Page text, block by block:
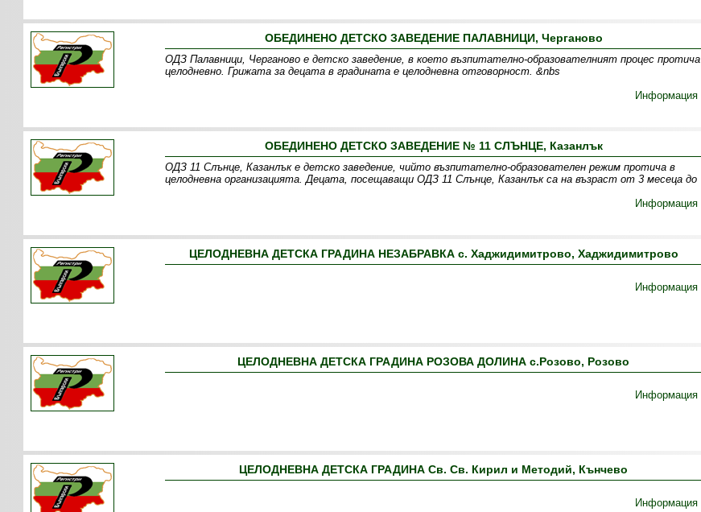
ОБЕДИНЕНО ДЕТСКО ЗАВЕДЕНИЕ ПАЛАВНИЦИ, Черганово
ОДЗ Палавници, Черганово е детско заведение, в което възпитателно-образователният процес протича
целодневно. Грижата за децата в градината е целодневна отговорност. &nbs
Информация
ОБЕДИНЕНО ДЕТСКО ЗАВЕДЕНИЕ № 11 СЛЪНЦЕ, Казанлък
ОДЗ 11 Слънце, Казанлък е детско заведение, чийто възпитателно-образователен режим протича в
целодневна организацията. Децата, посещаващи ОДЗ 11 Слънце, Казанлък са на възраст от 3 месеца до
Информация
ЦЕЛОДНЕВНА ДЕТСКА ГРАДИНА НЕЗАБРАВКА с. Хаджидимитрово, Хаджидимитрово
Информация
ЦЕЛОДНЕВНА ДЕТСКА ГРАДИНА РОЗОВА ДОЛИНА с.Розово, Розово
Информация
ЦЕЛОДНЕВНА ДЕТСКА ГРАДИНА Св. Св. Кирил и Методий, Кънчево
Информация